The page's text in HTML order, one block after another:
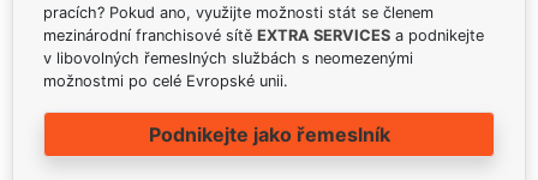
pracích? Pokud ano, využijte možnosti stát se členem
mezinárodní franchisové sítě EXTRA SERVICES a podnikejte
v libovolných řemeslných službách s neomezenými
možnostmi po celé Evropské unii.
Podnikejte jako řemeslník